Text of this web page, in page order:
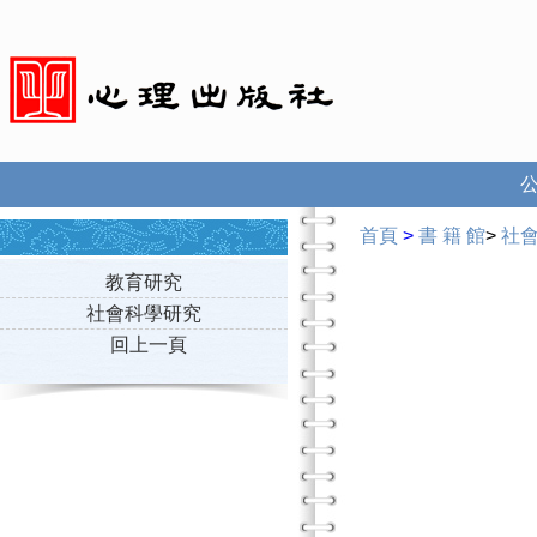
教育研究
社會科學研究
回上一頁
首頁 > 書 籍 館> 社